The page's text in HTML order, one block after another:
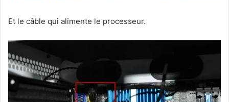
Et le câble qui alimente le processeur.